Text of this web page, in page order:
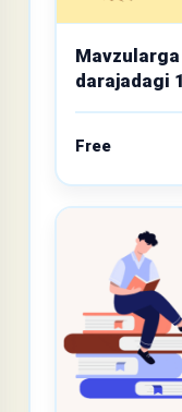
darajadagi
Free